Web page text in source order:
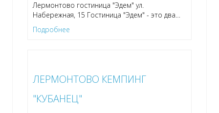
Лермонтово гостиница "Эдем" ул.
Набережная, 15 Гостиница "Эдем" - это два…
Подробнее
ЛЕРМОНТОВО КЕМПИНГ
"КУБАНЕЦ"